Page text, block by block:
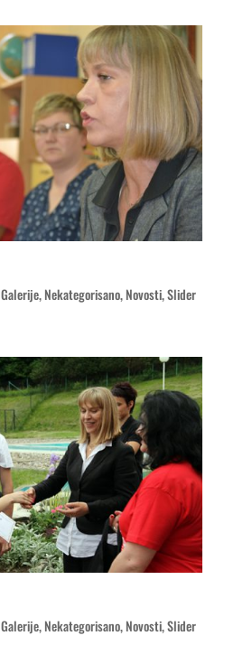
Galerije,Nekategorisano,Novosti,Slider
Galerije,Nekategorisano,Novosti,Slider